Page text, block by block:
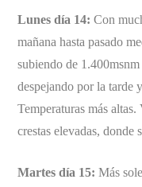
Lunes día 14: Con
mañana hasta pasado
subiendo de
despejando por la tarde
Temperaturas más
crestas elevadas, donde
Martes día 15: Más